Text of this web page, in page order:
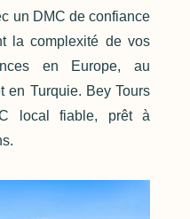
un DMC de confiance
la complexité de vos
en Europe, au
en Turquie. Bey Tours
local fiable, prêt à